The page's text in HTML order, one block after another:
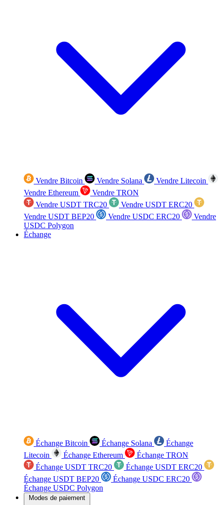
Vendre Bitcoin Vendre Solana
Vendre Litecoin
Vendre Ethereum
Vendre TRON
Vendre USDT TRC20
Vendre USDT ERC20
Vendre USDT BEP20
Vendre USDC ERC20
Vendre
USDC Polygon
Échange
Échange Bitcoin Échange Solana
Échange
Litecoin
Échange Ethereum
Échange TRON
Échange USDT TRC20
Échange USDT ERC20
Échange USDT BEP20
Échange USDC ERC20
Échange USDC Polygon
Modes de paiement